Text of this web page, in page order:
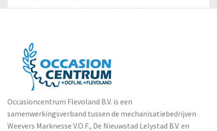
Occasioncentrum Flevoland B.V. is een
samenwerkingsverband tussen de mechanisatiebedrijven
Weevers Marknesse V.O.F., De Nieuwstad Lelystad B.V. en